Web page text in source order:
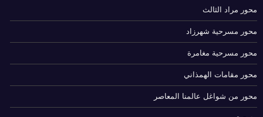
محور مراد الثالث
محور مسرحية شهرزاد
محور مسرحية مغامرة
محور مقامات الهمذاني
محور من شواغل عالمنا المعاصر